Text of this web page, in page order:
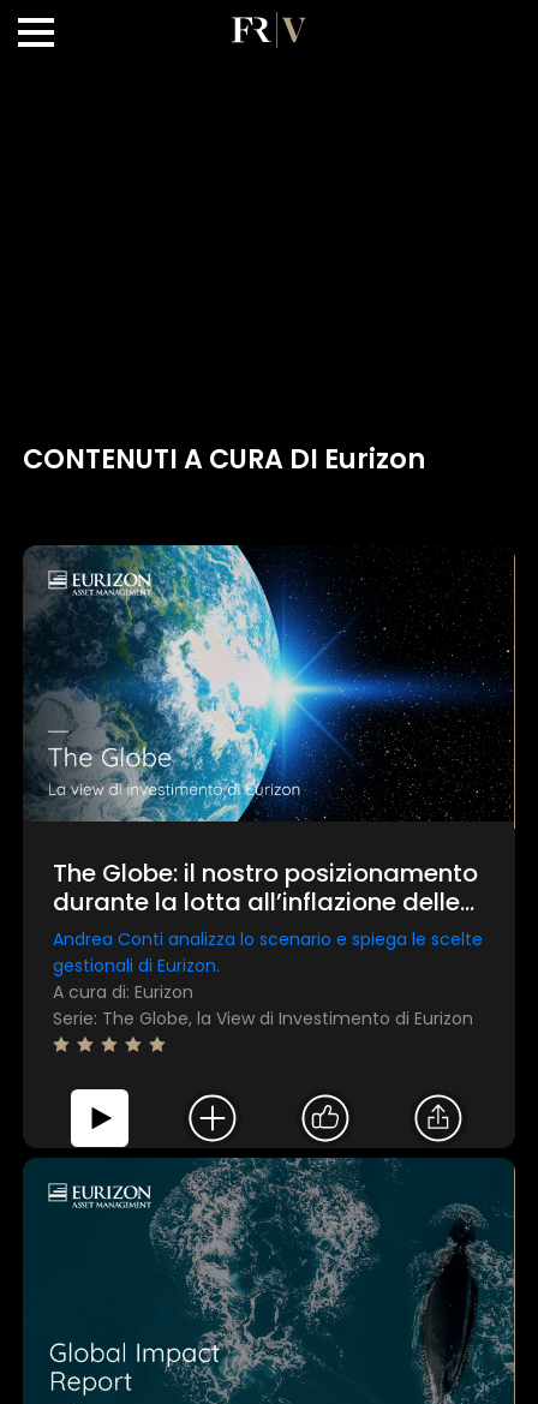
CONTENUTI A CURA DI Eurizon
The Globe: il nostro posizionamento
durante la lotta all’inflazione delle
Banche Centrali
Andrea Conti analizza lo scenario e spiega le scelte
gestionali di Eurizon.
A cura di: Eurizon
Serie: The Globe, la View di Investimento di Eurizon